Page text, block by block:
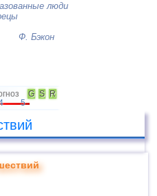
люди
Ф. Бэкон
G S
R
5